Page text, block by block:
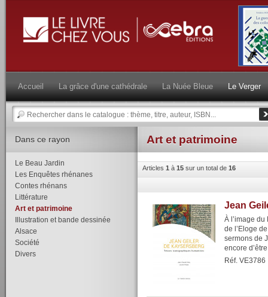
Accueil La grâce d'une cathédrale La Nuée Bleue Le Verger
Art et patrimoine
Articles 1 à 15 sur un total de 16
Jean
À l’image
de l’Eloge
sermons de
encore
Réf. VE3786
Dans ce rayon
Le Beau Jardin
Les Enquêtes rhénanes
Contes rhénans
Littérature
Art et patrimoine
Illustration et bande dessinée
Alsace
Société
Divers